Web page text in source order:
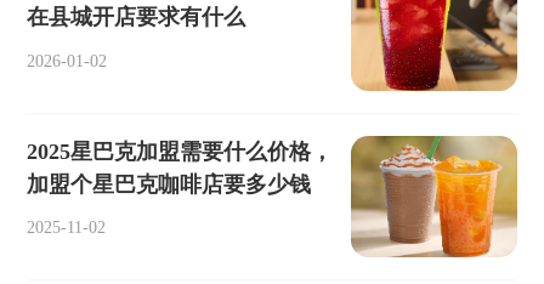
在县城开店要求有什么
2026-01-02
2025星巴克加盟需要什么价格，
加盟个星巴克咖啡店要多少钱
2025-11-02